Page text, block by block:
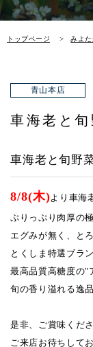
トップページ みよ
青山本店
車海老と
車海老と旬野
8/8(木)より車海
ぷりっぷり肉厚の
エグみが無く、と
とくしま特選ブラ
最高品質高糖度の"
旬の香り溢れる逸
是非、ご賞味くだ
ご来店お待ちして